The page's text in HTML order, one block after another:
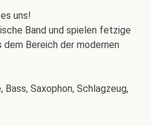
uns!
Band und spielen fetzige
dem Bereich der modernen
Bass, Saxophon, Schlagzeug,